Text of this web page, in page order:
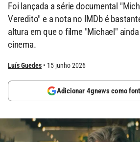
Foi lançada a série documental
Veredito" e a nota no IMDb é
altura em que o filme "Michael"
cinema.
Luís Guedes 15 junho 2026
Adicionar 4gnews como